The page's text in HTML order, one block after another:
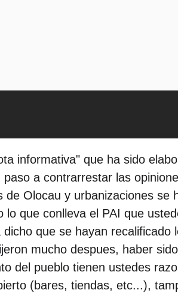
informativa" que ha sido
a contrarrestar las
de Olocau y urbanizaciones
lo que conlleva el PAI que
que se hayan
mucho despues, haber
del pueblo tienen ustedes
(bares, tiendas, etc...),